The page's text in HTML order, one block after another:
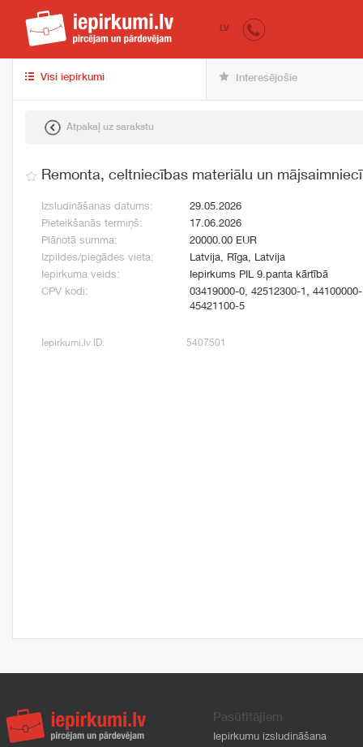
iepirkumi.lv
LV
Visi iepirkumi Interesējošie
Atpakaļ uz sarakstu
Remonta, celtniecības materiālu un
Izsludināšanas datums:
29.05.2026
Pieteikšanās termiņš:
17.06.2026
Plānotā summa:
20000.00 EUR
Izpildes/piegādes vieta:
Latvija, Rīga, Latvija
Iepirkuma veids:
Iepirkums PIL 9.panta kārtībā
CPV kodi:
03419000-0, 42512300-1,
45421100-5
Iepirkumi.lv ID: 5407501
Pasūtītājiem
Iepirkumu izsludināšana